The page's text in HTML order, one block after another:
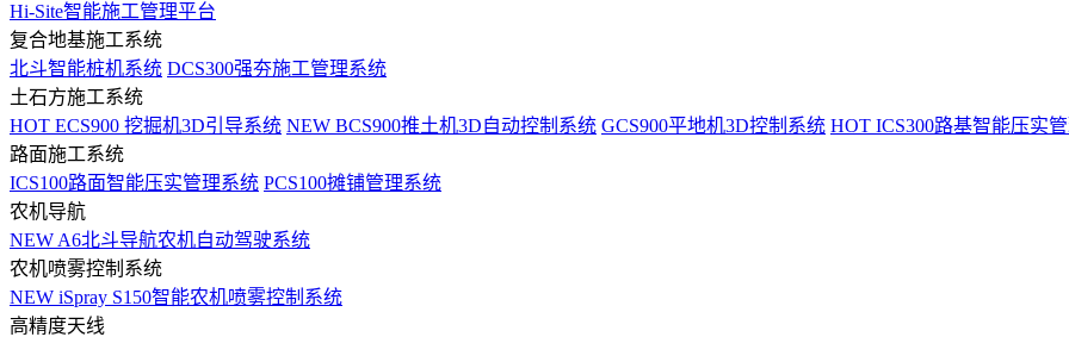
Hi-Site智能施工管理平台
复合地基施工系统
北斗智能桩机系统 DCS300强夯施工管理系统
土石方施工系统
HOT ECS900 挖掘机3D引导系统 NEW BCS900推土机3D自动控制系统 GCS900平地机3D控制系统 HOT ICS300路基智能压实
路面施工系统
ICS100路面智能压实管理系统 PCS100摊铺管理系统
农机导航
NEW A6北斗导航农机自动驾驶系统
农机喷雾控制系统
NEW iSpray S150智能农机喷雾控制系统
高精度天线